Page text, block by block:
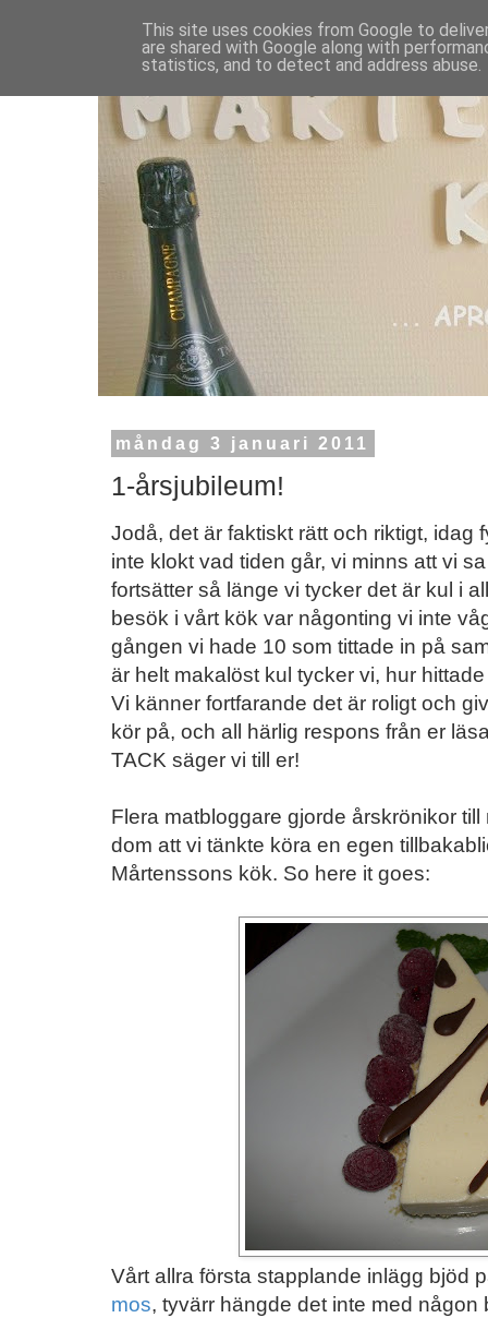
måndag 3 januari 2011
1-årsjubileum!
Jodå, det är faktiskt rätt och riktigt, idag
inte klokt vad tiden går, vi minns att vi
fortsätter så länge vi tycker det är kul i
besök i vårt kök var någonting vi inte
gången vi hade 10 som tittade in på
är helt makalöst kul tycker vi, hur
Vi känner fortfarande det är roligt och
kör på, och all härlig respons från er
TACK säger vi till er!
Flera matbloggare gjorde årskrönikor
dom att vi tänkte köra en egen
Mårtenssons kök. So here it goes:
Vårt allra första stapplande inlägg bjöd
mos, tyvärr hängde det inte med
This site uses cookies from Google to
are shared with Google along with
statistics, and to detect and address abuse.